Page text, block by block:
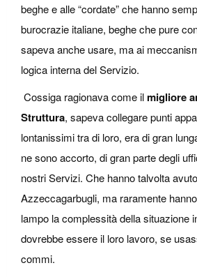
beghe e alle “cordate” che hanno
burocrazie italiane, beghe che pure
sapeva anche usare, ma ai
logica interna del Servizio.
Cossiga ragionava come ilmigliore
Struttura, sapeva collegare punti
lontanissimi tra di loro, era di gran
ne sono accorto, di gran parte degli
nostri Servizi. Che hanno talvolta
Azzeccagarbugli, ma raramente
lampo la complessità della situazione
dovrebbe essere il loro lavoro, se
commi.